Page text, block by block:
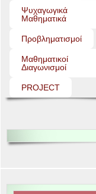
Ψυχαγωγικά
Μαθηματικά
Προβληματισμοί
Μαθηματικοί
Διαγωνισμοί
PROJECT